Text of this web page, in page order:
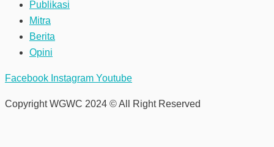
Publikasi
Mitra
Berita
Opini
Facebook Instagram Youtube
Copyright WGWC 2024 © All Right Reserved